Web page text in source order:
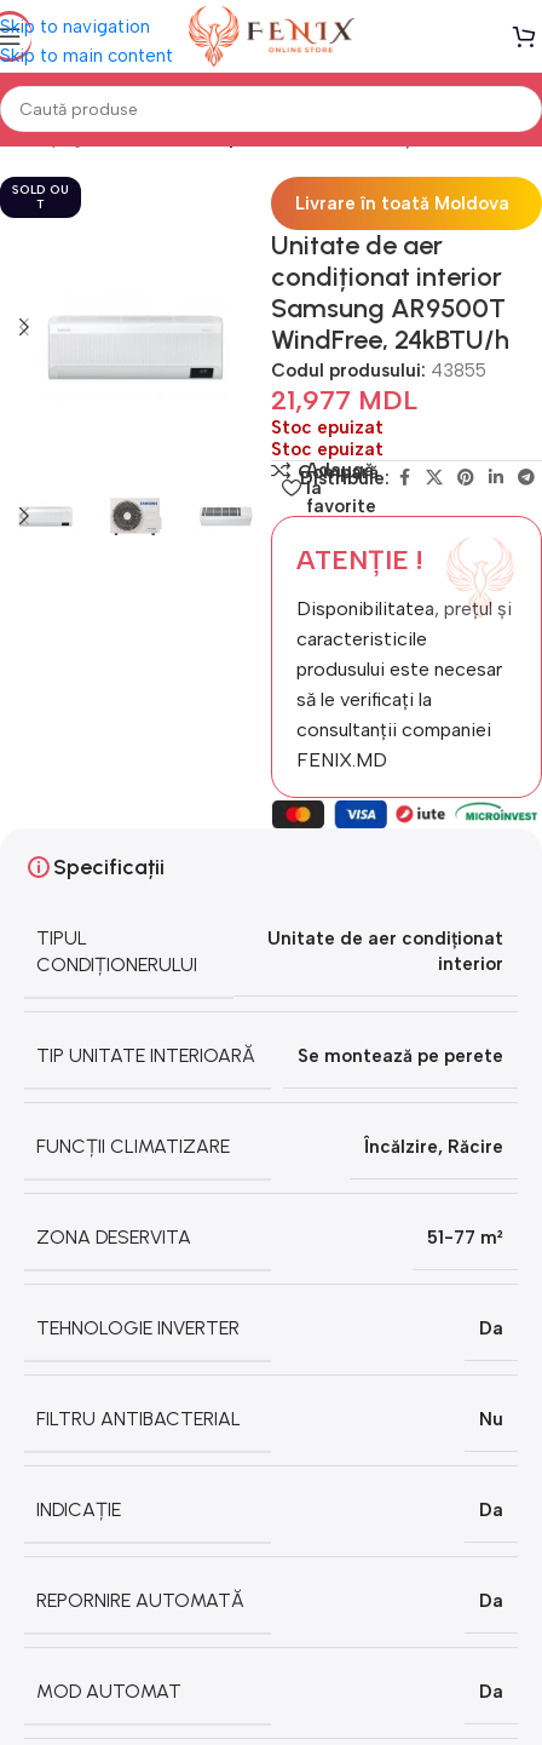
Skip to navigation
Skip to main content
Prima pagină Climatizare Aparate de aer condiționat
SOLD OU
T
Livrare în toată Moldova
Unitate de aer
condiționat interior
Samsung AR9500T
WindFree, 24kBTU/h
Codul produsului: 43855
21,977 MDL
Stoc epuizat
Stoc epuizat
Compară
Adaugă
la
favorite
Distribuie:
ATENȚIE !
Disponibilitatea, prețul și
caracteristicile
produsului este necesar
să le verificați la
consultanții companiei
FENIX.MD
Specificații
TIPUL
CONDIȚIONERULUI
Unitate de aer condiționat
interior
TIP UNITATE INTERIOARĂ Se montează pe perete
FUNCȚII CLIMATIZARE Încălzire, Răcire
ZONA DESERVITA 51-77 m²
TEHNOLOGIE INVERTER Da
FILTRU ANTIBACTERIAL Nu
INDICAȚIE Da
REPORNIRE AUTOMATĂ Da
MOD AUTOMAT Da